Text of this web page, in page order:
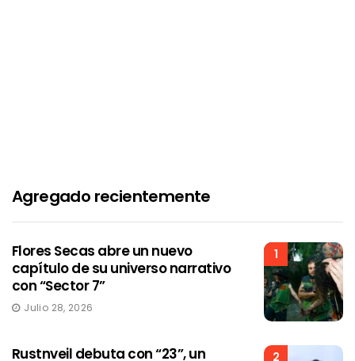
Agregado recientemente
1
Flores Secas abre un nuevo
capítulo de su universo narrativo
con “Sector 7”
Julio 28, 2026
2
Rustnveil debuta con “23”, un